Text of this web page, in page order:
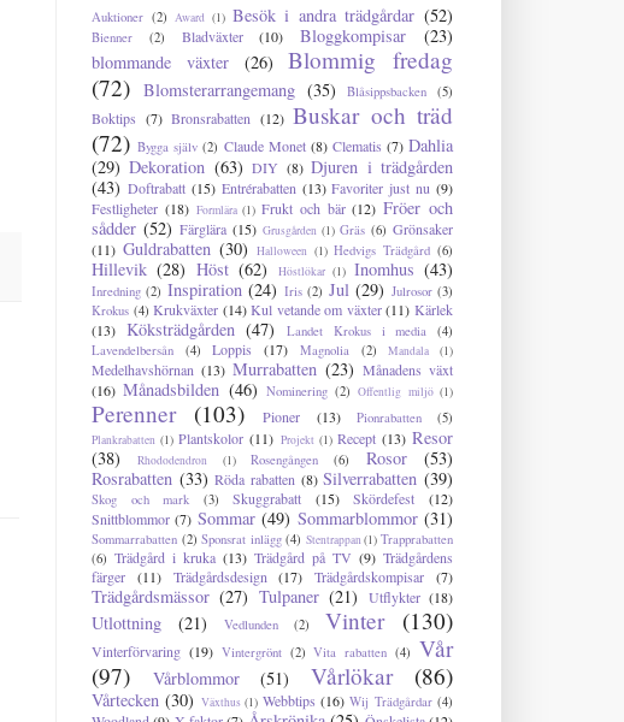
Auktioner (2) Award (1) Besök i andra trädgårdar (52)
Bienner (2) Bladväxter (10) Bloggkompisar
(23)
blommande växter
(26)
Blommig fredag
(72) Blomsterarrangemang (35) Blåsippsbacken (5)
Boktips (7) Bronsrabatten (12) Buskar och träd
(72) Bygga själv (2) Claude Monet (8) Clematis (7) Dahlia
(29) Dekoration (63) DIY (8) Djuren i trädgården
(43) Doftrabatt (15) Entrérabatten (13) Favoriter just nu (9)
Festligheter (18) Formlära (1) Frukt och bär (12) Fröer och
sådder (52) Färglära (15) Grusgården (1) Gräs (6) Grönsaker
(11) Guldrabatten (30) Halloween (1) Hedvigs Trädgård (6)
Hillevik (28) Höst (62) Höstlökar (1) Inomhus (43)
Inredning (2) Inspiration (24) Iris (2) Jul (29) Julrosor (3)
Krokus (4) Krukväxter (14) Kul vetande om växter (11) Kärlek
(13) Köksträdgården (47) Landet Krokus i media
(4)
Lavendelbersån
(4) Loppis (17) Magnolia (2) Mandala (1)
Medelhavshörnan (13) Murrabatten (23) Månadens växt
(16) Månadsbilden (46) Nominering (2) Offentlig miljö (1)
Perenner (103) Pioner (13) Pionrabatten (5)
Plankrabatten (1) Plantskolor (11) Projekt (1) Recept (13) Resor
(38)
Rhododendron (1) Rosengången (6) Rosor
(53)
Rosrabatten (33) Röda rabatten (8) Silverrabatten (39)
Skog och mark (3) Skuggrabatt (15) Skördefest
(12)
Snittblommor (7) Sommar (49) Sommarblommor (31)
Sommarrabatten (2) Sponsrat inlägg (4) Stentrappan(1) Trapprabatten
(6) Trädgård i kruka (13) Trädgård på TV (9) Trädgårdens
färger
(11) Trädgårdsdesign (17) Trädgårdskompisar (7)
Trädgårdsmässor (27) Tulpaner (21) Utflykter (18)
Utlottning (21) Vedlunden (2) Vinter (130)
Vinterförvaring (19) Vintergrönt (2) Vita rabatten (4) Vår
(97)
Vårblommor (51) Vårlökar (86)
Vårtecken (30) Växthus (1) Webbtips (16) Wij Trädgårdar (4)